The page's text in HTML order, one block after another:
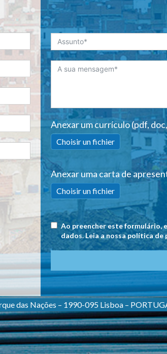
Anexar um currículo (pdf,
Choisir un fichier
Anexar uma carta de
Choisir un fichier
Ao preencher este formulário,
dados.Leia a nossa política de
das Nações – 1990-095 Lisboa –